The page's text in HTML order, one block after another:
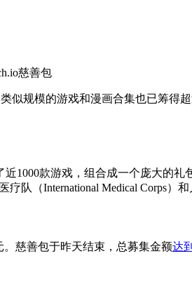
似规模的游戏和漫画合集也已筹
1000款游戏，组合成一个庞大的
（International Medical Corps）和
慈善包于昨天结束，总募集金额达